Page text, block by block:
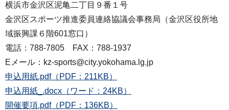
横浜市金沢区泥亀二丁目９番１号
金沢区スポーツ推進委員連絡協議会事務局（金沢区役所地
域振興課６階601窓口）
電話：788-7805 FAX：788-1937
Eメール：kz-sports@city.yokohama.lg.jp
申込用紙.pdf（PDF：211KB）
申込用紙_.docx（ワード：24KB）
開催要項.pdf（PDF：136KB）